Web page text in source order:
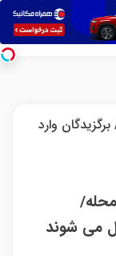
در ۲۰۲۰ هزار محله/
می شوند